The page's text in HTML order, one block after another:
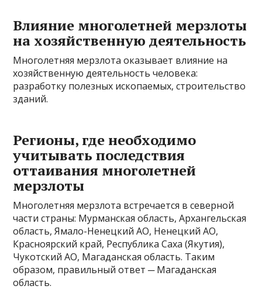
Влияние многолетней мерзлоты
на хозяйственную деятельность
Многолетняя мерзлота оказывает влияние на
хозяйственную деятельность человека:
разработку полезных ископаемых, строительство
зданий.
Регионы, где необходимо
учитывать последствия
оттаивания многолетней
мерзлоты
Многолетняя мерзлота встречается в северной
части страны: Мурманская область, Архангельская
область, Ямало-Ненецкий АО, Ненецкий АО,
Красноярский край, Республика Саха (Якутия),
Чукотский АО, Магаданская область. Таким
образом, правильный ответ ─ Магаданская
область.